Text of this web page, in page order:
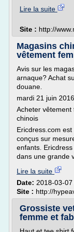
Lire la suite
Site : http://
Magasins
vêtement
Avis sur les
arnaque? Achat
douane.
mardi 21 juin 2016
Acheter
chinois
Ericdress.com
conçus sur
enfants.
dans une grande
Lire la suite
Date: 2018-03-
Site : http://
Grossiste
femme et